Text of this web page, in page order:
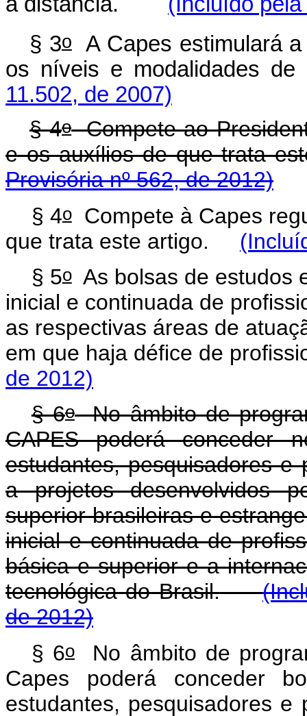
§ 3oA Capes estimulará a
os níveis e
11.502, de 2007)
§ 4oCompete ao
e os auxílios de que trata
Provisória nº 562, de 2012)
§ 4oCompete à Capes
que trata este artigo.
§ 5oAs bolsas de estudos
inicial e continuada de
as respectivas áreas de
em que haja défice de
de 2012)
§ 6oNo âmbito de
CAPES poderá conceder
estudantes, pesquisadores e
a projetos desenvolvidos
superior brasileiras e
inicial e continuada de
básica e superior e a
tecnológica do Brasil.
de 2012)
§ 6o
No âmbito de
Capes poderá conceder
estudantes, pesquisadores e